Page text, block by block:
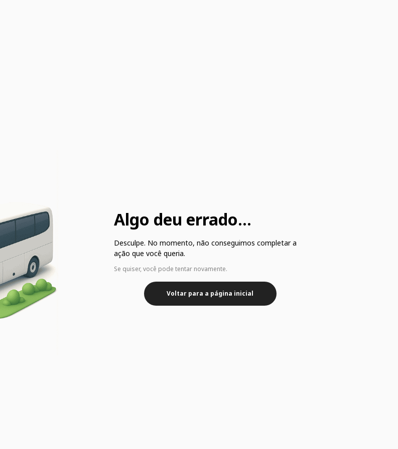
Algo deu errado...
Desculpe. No momento, não conseguimos completar a
ação que você queria.
Se quiser, você pode tentar novamente.
Voltar para a página inicial